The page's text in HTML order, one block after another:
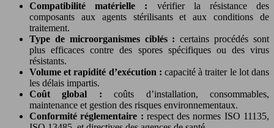
Compatibilité matérielle : vérifier la résistance des
composants aux agents stérilisants et aux conditions de
traitement.
Type de microorganismes ciblés : certains procédés sont
plus efficaces contre des spores spécifiques ou des virus
résistants.
Volume et rapidité d’exécution : capacité à traiter le lot dans
les délais impartis.
Coût global : coûts d’installation, consommables,
maintenance et gestion des risques environnementaux.
Conformité réglementaire : respect des normes ISO 11135,